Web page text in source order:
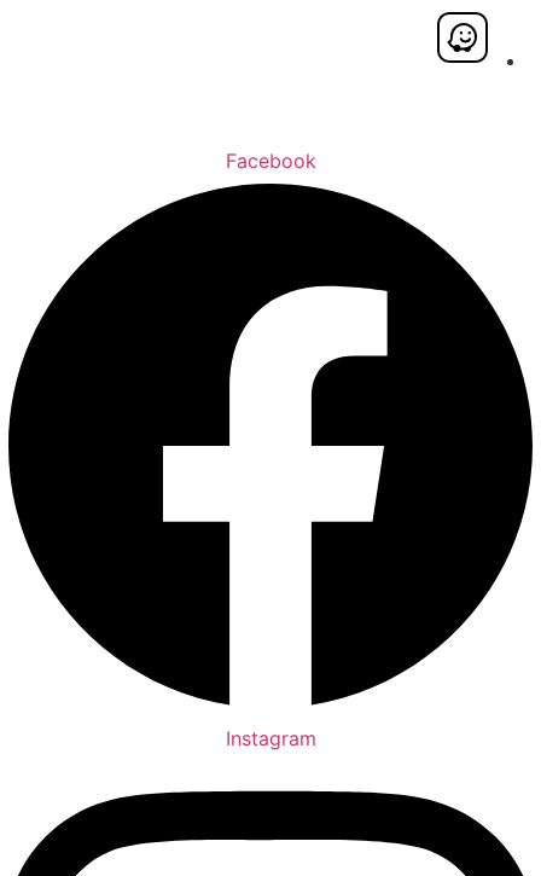
Facebook
Instagram